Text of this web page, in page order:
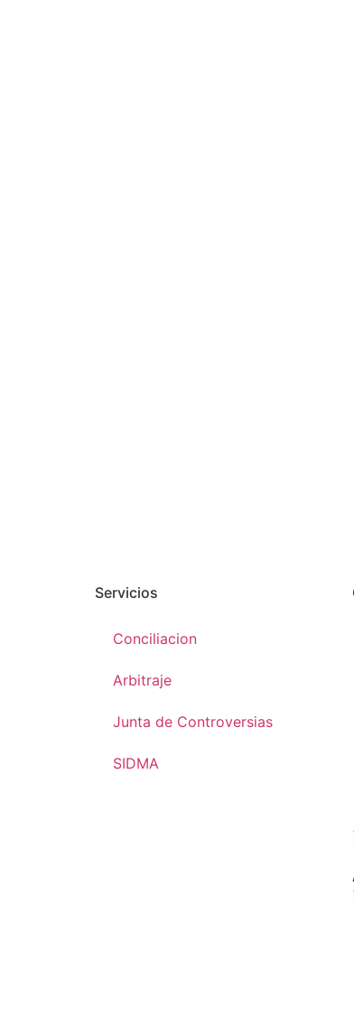
Servicios
Conciliacion
Arbitraje
Junta de Controversias
SIDMA